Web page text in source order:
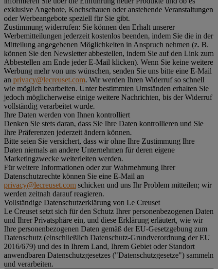
exklusive Angebote, Kochschauen oder anstehende Veranstaltungen
oder Werbeangebote speziell für Sie gibt.
Zustimmung widerrufen: Sie können den Erhalt unserer
Werbemitteilungen jederzeit kostenlos beenden, indem Sie die in der
Mitteilung angegebenen Möglichkeiten in Anspruch nehmen (z. B.
können Sie den Newsletter abbestellen, indem Sie auf den Link zum
Abbestellen am Ende jeder E-Mail klicken). Wenn Sie keine weitere
Werbung mehr von uns wünschen, senden Sie uns bitte eine E-Mail
an privacy@lecreuset.com. Wir werden Ihren Widerruf so schnell
wie möglich bearbeiten. Unter bestimmten Umständen erhalten Sie
jedoch möglicherweise einige weitere Nachrichten, bis der Widerruf
vollständig verarbeitet wurde.
Ihre Daten werden von Ihnen kontrolliert
Denken Sie stets daran, dass Sie Ihre Daten kontrollieren und Sie
Ihre Präferenzen jederzeit ändern können.
Bitte seien Sie versichert, dass wir ohne Ihre Zustimmung Ihre
Daten niemals an andere Unternehmen für deren eigene
Marketingzwecke weiterleiten werden.
Für weitere Informationen oder zur Wahrnehmung Ihrer
Datenschutzrechte können Sie eine E-Mail an
privacy@lecreuset.com schicken und uns Ihr Problem mitteilen; wir
werden zeitnah darauf reagieren.
Vollständige Datenschutzerklärung von Le Creuset
Le Creuset setzt sich für den Schutz Ihrer personenbezogenen Daten
und Ihrer Privatsphäre ein, und diese Erklärung erläutert, wie wir
Ihre personenbezogenen Daten gemäß der EU-Gesetzgebung zum
Datenschutz (einschließlich Datenschutz-Grundverordnung der EU
2016/679) und des in Ihrem Land, Ihrem Gebiet oder Standort
anwendbaren Datenschutzgesetzes ("Datenschutzgesetze") sammeln
und verarbeiten.